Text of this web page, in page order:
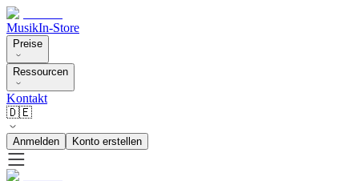
MusikIn-Store
Preise
Ressourcen
Kontakt
🇩🇪
Anmelden Konto erstellen